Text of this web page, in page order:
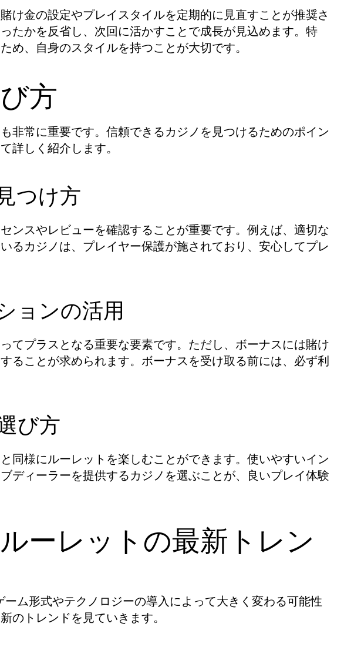
け金の設定やプレイスタイルを定期的に見直すことが推奨さ
たかを反省し、次回に活かすことで成長が見込めます。特
め、自身のスタイルを持つことが大切です。
方
非常に重要です。信頼できるカジノを見つけるためのポイン
詳しく紹介します。
つけ方
ンスやレビューを確認することが重要です。例えば、適切な
るカジノは、プレイヤー保護が施されており、安心してプレ
ョンの活用
てプラスとなる重要な要素です。ただし、ボーナスには賭け
ることが求められます。ボーナスを受け取る前には、必ず利
び方
同様にルーレットを楽しむことができます。使いやすいイン
ディーラーを提供するカジノを選ぶことが、良いプレイ体験
ーレットの最新トレン
ム形式やテクノロジーの導入によって大きく変わる可能性
のトレンドを見ていきます。